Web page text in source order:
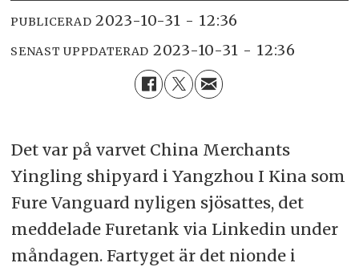
PUBLICERAD 2023-10-31 - 12:36
SENAST UPPDATERAD 2023-10-31 - 12:36
Det var på varvet China Merchants
Yingling shipyard i Yangzhou I Kina som
Fure Vanguard nyligen sjösattes, det
meddelade Furetank via Linkedin under
måndagen. Fartyget är det nionde i